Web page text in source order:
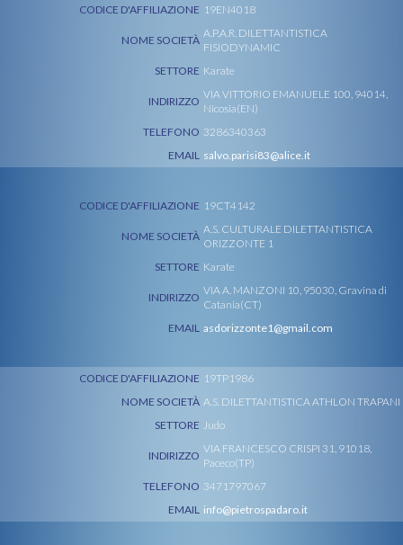
CODICE D'AFFILIAZIONE 19EN4018
NOME SOCIETÀ
A.P.A.R. DILETTANTISTICA
FISIODYNAMIC
SETTORE Karate
INDIRIZZO
VIA VITTORIO EMANUELE 100, 94014,
Nicosia(EN)
TELEFONO 3286340363
EMAIL salvo.parisi83@alice.it
CODICE D'AFFILIAZIONE 19CT4142
NOME SOCIETÀ
A.S. CULTURALE DILETTANTISTICA
ORIZZONTE 1
SETTORE Karate
INDIRIZZO
VIA A. MANZONI 10, 95030, Gravina di
Catania(CT)
EMAIL asdorizzonte1@gmail.com
CODICE D'AFFILIAZIONE 19TP1986
NOME SOCIETÀ A.S. DILETTANTISTICA ATHLON TRAPANI
SETTORE Judo
INDIRIZZO
VIA FRANCESCO CRISPI 31, 91018,
Paceco(TP)
TELEFONO 3471797067
EMAIL info@pietrospadaro.it